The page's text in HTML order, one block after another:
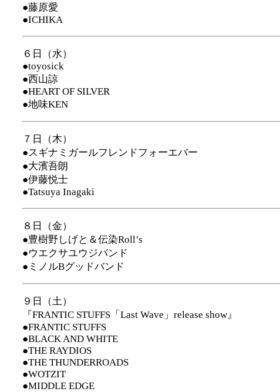
●藤原愛
●ICHIKA
６日（水）
●toyosick
●西山諒
●HEART OF SILVER
●地味KEN
７日（木）
●スギナミガールフレンドフォーエバー
●大濱吾朗
●伊藤悦士
●Tatsuya Inagaki
８日（金）
●豊樹野しげと＆伝染Roll’s
●ウエクサユウジバンド
●ミノルBグッドバンド
９日（土）
『FRANTIC STUFFS「Last Wave」release show』
●FRANTIC STUFFS
●BLACK AND WHITE
●THE RAYDIOS
●THE THUNDERROADS
●WOTZIT
●MIDDLE EDGE